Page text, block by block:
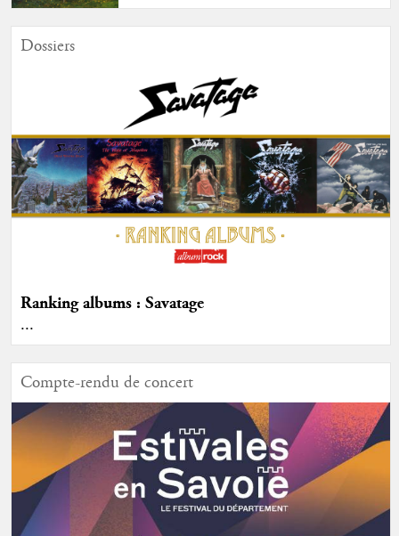
Dossiers
Ranking albums : Savatage
...
Compte-rendu de concert